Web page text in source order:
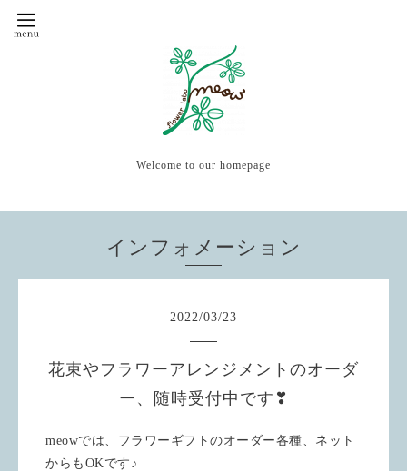
Welcome to our homepage
インフォメーション
2022/03/23
花束やフラワーアレンジメントのオーダ
ー、随時受付中です❣
meowでは、フラワーギフトのオーダー各種、ネット
からもOKです♪